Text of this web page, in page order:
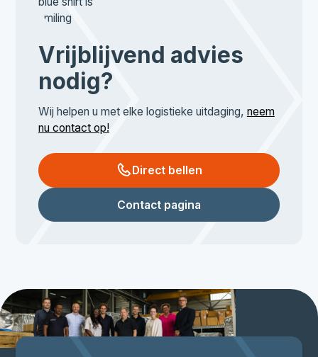
Vrijblijvend advies
nodig?
Wij helpen u met elke logistieke uitdaging, neem
nu contact op!
Direct bellen
Contact pagina